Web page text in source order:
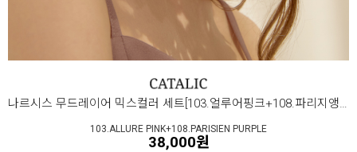
나르시스 무드레이어 믹스컬러 세트[103.얼루어핑크+108.파리지앵퍼플]
103.ALLURE PINK+108.PARISIEN PURPLE
38,000원